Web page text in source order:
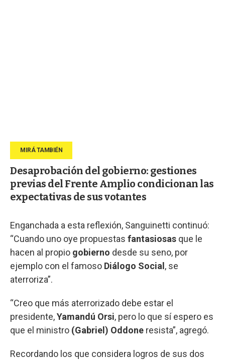
Desaprobación del gobierno: gestiones
previas del Frente Amplio condicionan las
expectativas de sus votantes
Enganchada a esta reflexión, Sanguinetti continuó:
“Cuando uno oye propuestas fantasiosas que le
hacen al propio gobierno desde su seno, por
ejemplo con el famoso Diálogo Social , se
aterroriza”.
“Creo que más aterrorizado debe estar el
presidente,Yamandú Orsi, pero lo que sí espero es
que el ministro (Gabriel) Oddone resista”, agregó.
Recordando los que considera logros de sus dos